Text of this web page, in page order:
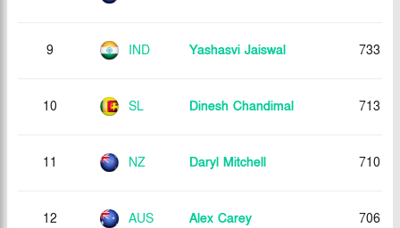
9 IND Yashasvi Jaiswal 733
10 SL Dinesh Chandimal 713
11 NZ Daryl Mitchell 710
12 AUS Alex Carey 706